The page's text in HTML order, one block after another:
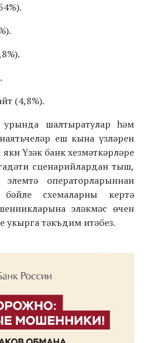
(4,8%).
урында шалтыратулар һәм
еш кына үзләрен
Үзәк банк хезмәткәрләре
сценарийлардан тыш,
элемтә операторларыннан
схемаларны кертә
эләкмәс өчен
укырга тәкъдим итәбез.